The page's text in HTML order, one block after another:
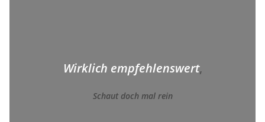
Wirklich empfehlenswert,
Schaut doch mal rein